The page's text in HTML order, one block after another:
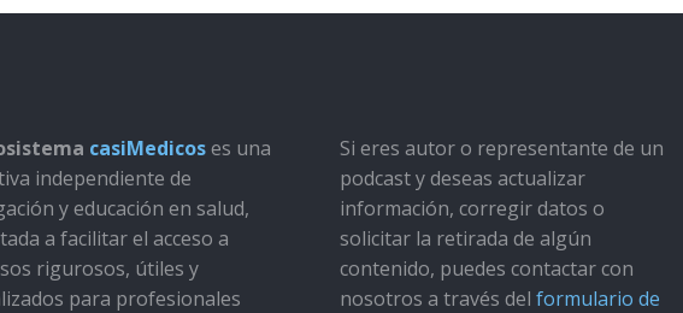
casiMedicoses una
independiente de
y educación en salud,
a facilitar el acceso a
rigurosos, útiles y
para profesionales
Si eres autor o representante de un
podcast y deseas actualizar
información, corregir datos o
solicitar la retirada de algún
contenido, puedes contactar con
nosotros a través del formulario de